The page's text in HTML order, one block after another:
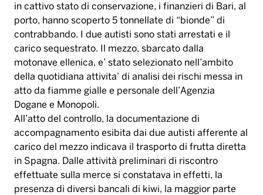
in cattivo stato di conservazione, i finanzieri di Bari, al
porto, hanno scoperto 5 tonnellate di “bionde” di
contrabbando. I due autisti sono stati arrestati e il
carico sequestrato. Il mezzo, sbarcato dalla
motonave ellenica, e’ stato selezionato nell’ambito
della quotidiana attivita’ di analisi dei rischi messa in
atto da fiamme gialle e personale dell’Agenzia
Dogane e Monopoli.
All’atto del controllo, la documentazione di
accompagnamento esibita dai due autisti afferente al
carico del mezzo indicava il trasporto di frutta diretta
in Spagna. Dalle attività preliminari di riscontro
effettuate sulla merce si constatava in effetti, la
presenza di diversi bancali di kiwi, la maggior parte